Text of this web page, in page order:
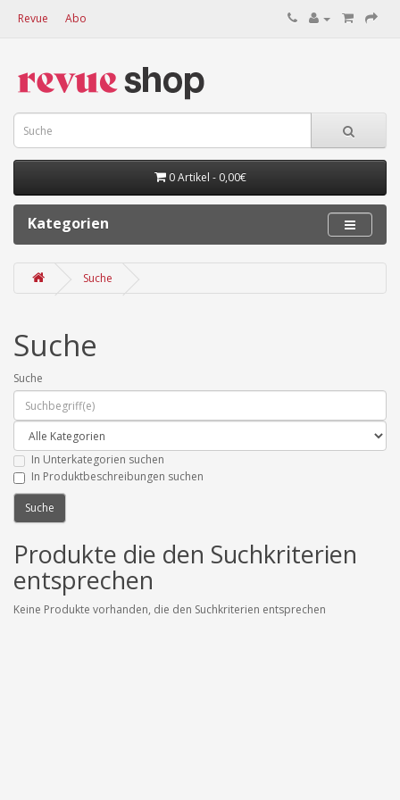
Revue Abo
0 Artikel - 0,00€
Kategorien
Suche
Suche
Suche
In Unterkategorien suchen
In Produktbeschreibungen suchen
Produkte die den Suchkriterien
entsprechen
Keine Produkte vorhanden, die den Suchkriterien entsprechen